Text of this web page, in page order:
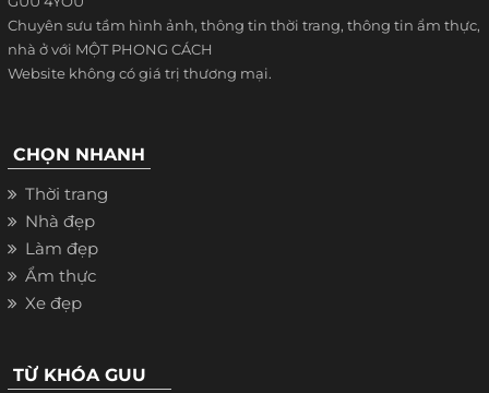
Chuyên sưu tầm hình ảnh, thông tin thời trang, thông tin ẩm thực,
nhà ở với MỘT PHONG CÁCH
Website không có giá trị thương mại.
CHỌN NHANH
Thời trang
Nhà đẹp
Làm đẹp
Ẩm thực
Xe đẹp
TỪ KHÓA GUU